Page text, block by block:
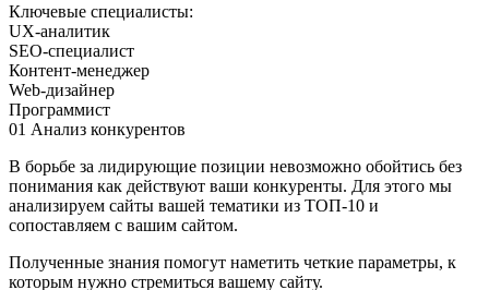
Ключевые специалисты:
UX-аналитик
SEO-специалист
Контент-менеджер
Web-дизайнер
Программист
01 Анализ конкурентов
В борьбе за лидирующие позиции невозможно обойтись без
понимания как действуют ваши конкуренты. Для этого мы
анализируем сайты вашей тематики из ТОП-10 и
сопоставляем с вашим сайтом.
Полученные знания помогут наметить четкие параметры, к
которым нужно стремиться вашему сайту.